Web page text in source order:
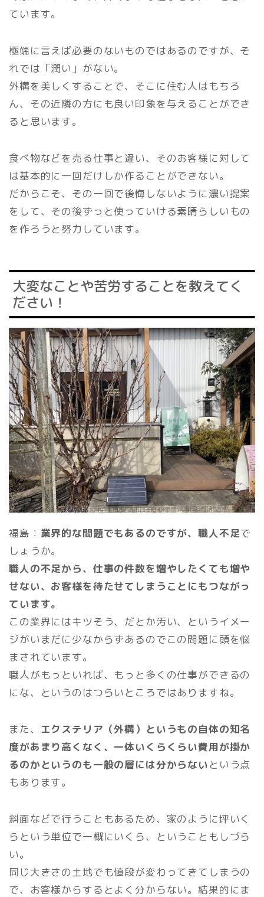
ています。
極端に言えば必要のないものではあるのですが、そ
れでは「潤い」がない。
外構を美しくすることで、そこに住む人はもちろ
ん、その近隣の方にも良い印象を与えることができ
ると思います。
食べ物などを売る仕事と違い、そのお客様に対して
は基本的に一回だけしか作ることができない。
だからこそ、その一回で後悔しないように濃い提案
をして、その後ずっと使っていける素晴らしいもの
を作ろうと努力しています。
大変なことや苦労することを教えてく
ださい！
福島： 業界的な問題でもあるのですが、職人不足で
しょうか。
職人の不足から、仕事の件数を増やしたくても増や
せない、お客様を待たせてしまうことにもつながっ
ています。
この業界にはキツそう、だとか汚い、というイメー
ジがいまだに少なからずあるのでこの問題に頭を悩
まされています。
職人がもっといれば、もっと多くの仕事ができるの
にな、というのはつらいところではありますね。
また、
エクステリア（外構）というもの自体の知名
度があまり高くなく、一体いくらくらい費用が掛か
るのかというのも一般の層には分からないという点
もあります。
斜面などで行うこともあるため、家のように坪いく
らという単位で一概にいくら、ということもしづら
い。
同じ大きさの土地でも値段が変わってきてしまうの
で、お客様からするとよく分からない。結果的にま